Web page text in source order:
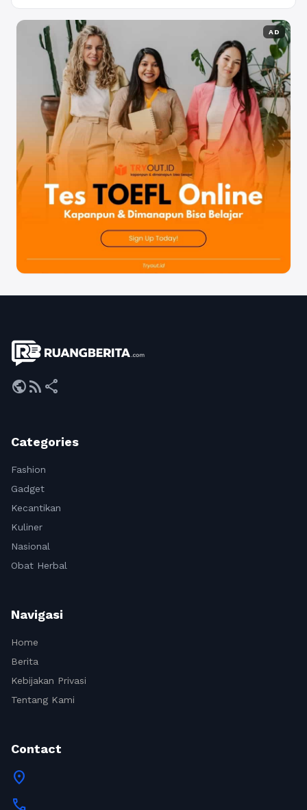
AD
publicrss_feed share
Categories
Fashion
Gadget
Kecantikan
Kuliner
Nasional
Obat Herbal
Navigasi
Home
Berita
Kebijakan Privasi
Tentang Kami
Contact
location_on
call